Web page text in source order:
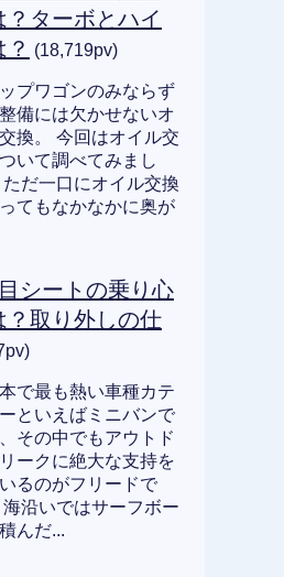
ターボとハイ
(18,719pv)
プワゴンのみならず
備には欠かせないオ
換。 今回はオイル交
いて調べてみまし
ただ一口にオイル交換
てもなかなかに奥が
シートの乗り心
？取り外しの仕
で最も熱い車種カテ
といえばミニバンで
その中でもアウトド
ークに絶大な支持を
るのがフリードで
沿いではサーフボー
んだ...